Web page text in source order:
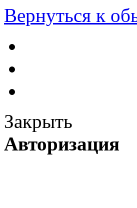
Вернуться к
Закрыть
Авторизация